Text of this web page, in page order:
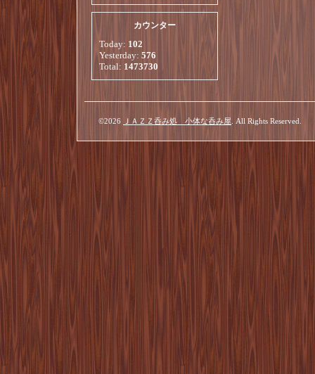
カウンター
Today: 102
Yesterday: 576
Total: 1473730
©2026 ＪＡＺＺ呑み処 小体な呑み屋 . All Rights Reserved.